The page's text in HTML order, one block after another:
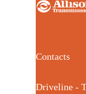
Contacts
Driveline -